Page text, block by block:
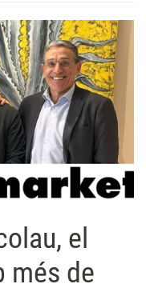
el
més de